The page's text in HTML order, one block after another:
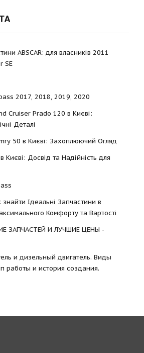
ABSCAR: для власників 2011
SE
2017, 2018, 2019, 2020
Cruiser Prado 120 в Києві:
Деталі
50 в Києві: Захоплюючий Огляд
Києві: Досвід та Надійність для
Ідеальні Запчастини в
Комфорту та Вартості
ЗАПЧАСТЕЙ И ЛУЧШИЕ ЦЕНЫ -
и дизельный двигатель. Виды
работы и история создания.